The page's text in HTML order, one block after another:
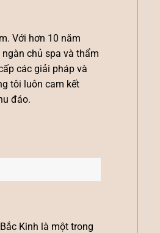
Với hơn 10 năm
chủ spa và thẩm
các giải pháp và
tôi luôn cam kết
đáo.
Kinh là một trong